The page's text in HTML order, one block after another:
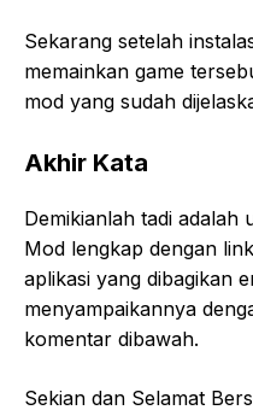
Sekarang setelah
memainkan game
mod yang sudah
Akhir Kata
Demikianlah tadi adalah
Mod lengkap dengan
aplikasi yang dibagikan
menyampaikannya
komentar dibawah.
Sekian dan Selamat